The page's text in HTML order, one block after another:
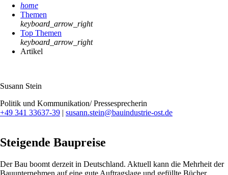
home
Themen
keyboard_arrow_right
Top Themen
keyboard_arrow_right
Artikel
Susann Stein
Politik und Kommunikation/ Pressesprecherin
+49 341 33637-39 | susann.stein@bauindustrie-ost.de
Steigende Baupreise
Der Bau boomt derzeit in Deutschland. Aktuell kann die Mehrheit der
Bauunternehmen auf eine gute Auftragslage und gefüllte Bücher